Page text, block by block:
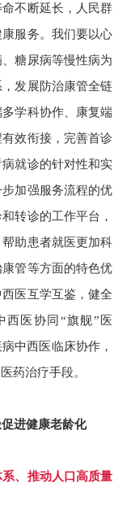
不断延长，人民群
服务。我们要以心
糖尿病等慢性病为
发展防治康管全链
学科协作、康复端
效衔接，完善首诊
就诊的针对性和实
加强服务流程的优
转诊的工作平台，
助患者就医更加科
管等方面的特色优
医互学互鉴，健全
西医协同“旗舰”医
中西医临床协作，
药治疗手段。
进健康老龄化
、推动人口高质量